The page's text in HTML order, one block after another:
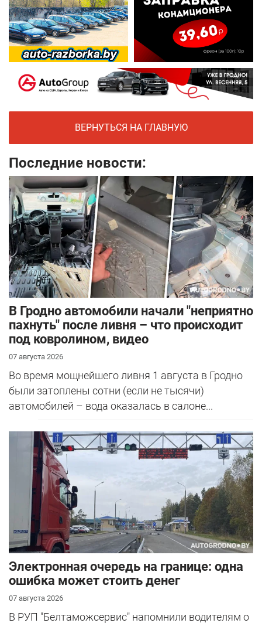
ВЕРНУТЬСЯ НА ГЛАВНУЮ
Последние новости:
В Гродно автомобили начали "неприятно
пахнуть" после ливня – что происходит
под ковролином, видео
07 августа 2026
Во время мощнейшего ливня 1 августа в Гродно
были затоплены сотни (если не тысячи)
автомобилей – вода оказалась в салоне...
Электронная очередь на границе: одна
ошибка может стоить денег
07 августа 2026
В РУП "Белтаможсервис" напомнили водителям о